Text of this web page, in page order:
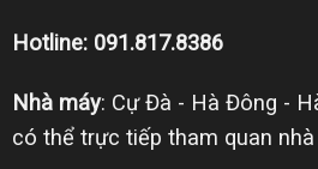
Hotline: 091.817.8386
Nhà máy: Cự Đà - Hà Đông -
có thể trực tiếp tham quan